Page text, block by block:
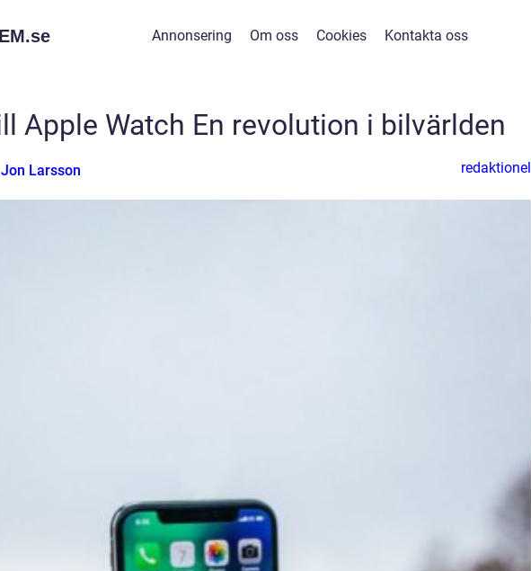
se Annonsering Om oss Cookies Kontakta oss
Apple Watch En revolution i bilvärlden
Jon Larsson redaktionel